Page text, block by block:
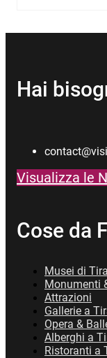
Hai
Visualizza le
Cose da
Musei di
Monumenti
Attrazioni
Gallerie a
Opera &
Alberghi a
Ristoranti a